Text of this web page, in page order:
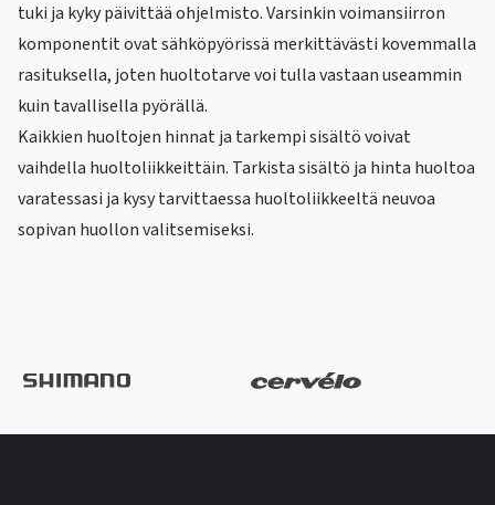
tuki ja kyky päivittää ohjelmisto. Varsinkin voimansiirron
komponentit ovat sähköpyörissä merkittävästi kovemmalla
rasituksella, joten huoltotarve voi tulla vastaan useammin
kuin tavallisella pyörällä.
Kaikkien huoltojen hinnat ja tarkempi sisältö voivat
vaihdella huoltoliikkeittäin. Tarkista sisältö ja hinta huoltoa
varatessasi ja kysy tarvittaessa huoltoliikkeeltä neuvoa
sopivan huollon valitsemiseksi.